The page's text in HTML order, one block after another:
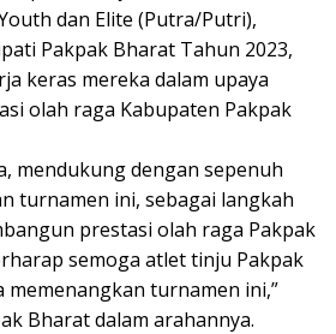
dan Elite (Putra/Putri),
Pakpak Bharat Tahun 2023,
keras mereka dalam upaya
olah raga Kabupaten Pakpak
mendukung dengan sepenuh
turnamen ini, sebagai langkah
prestasi olah raga Pakpak
semoga atlet tinju Pakpak
memenangkan turnamen ini,”
Bharat dalam arahannya.